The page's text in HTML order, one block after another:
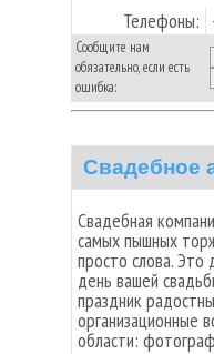
Телефоны:
Сообщите нам
обязательно, если есть
ошибка:
Cвадебное
Свадебная
самых пышных
просто слова.
день вашей
праздник
организационные
области: